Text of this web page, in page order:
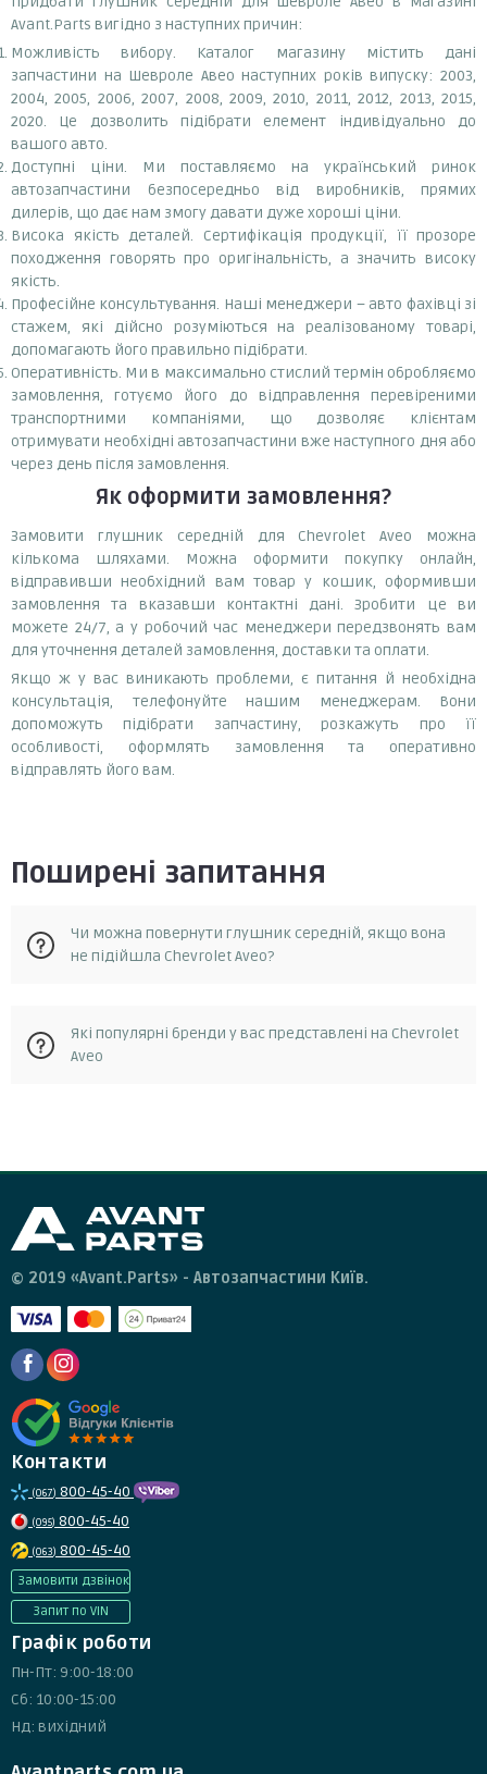
Avant.Parts вигідно з наступних причин:
Можливість вибору. Каталог магазину містить дані
запчастини на Шевроле Авео наступних років випуску: 2003,
2004, 2005, 2006, 2007, 2008, 2009, 2010, 2011, 2012, 2013, 2015,
2020. Це дозволить підібрати елемент індивідуально до
вашого авто.
Доступні ціни. Ми поставляємо на український ринок
автозапчастини безпосередньо від виробників, прямих
дилерів, що дає нам змогу давати дуже хороші ціни.
Висока якість деталей. Сертифікація продукції, її прозоре
походження говорять про оригінальність, а значить високу
якість.
Професійне консультування. Наші менеджери – авто фахівці зі
стажем, які дійсно розуміються на реалізованому товарі,
допомагають його правильно підібрати.
Оперативність. Ми в максимально стислий термін обробляємо
замовлення, готуємо його до відправлення перевіреними
транспортними компаніями, що дозволяє клієнтам
отримувати необхідні автозапчастини вже наступного дня або
через день після замовлення.
Як оформити замовлення?
Замовити глушник середній для Chevrolet Aveo можна
кількома шляхами. Можна оформити покупку онлайн,
відправивши необхідний вам товар у кошик, оформивши
замовлення та вказавши контактні дані. Зробити це ви
можете 24/7, а у робочий час менеджери передзвонять вам
для уточнення деталей замовлення, доставки та оплати.
Якщо ж у вас виникають проблеми, є питання й необхідна
консультація, телефонуйте нашим менеджерам. Вони
допоможуть підібрати запчастину, розкажуть про її
особливості, оформлять замовлення та оперативно
відправлять його вам.
Поширені запитання
Чи можна повернути глушник середній, якщо вона
не підійшла Chevrolet Aveo?
можна повернути протягом 14 днів з моменту отримання.
Повернення можливе за умови, що запчастина не була в
Які популярні бренди у вас представлені на Chevrolet
Aveo
© 2019 «Avant.Parts» - Автозапчастини Київ.
Контакти
(067) 800-45-40
(095) 800-45-40
(063) 800-45-40
Замовити дзвінок
Запит по VIN
Графік роботи
Пн-Пт: 9:00-18:00
Сб: 10:00-15:00
Нд: вихідний